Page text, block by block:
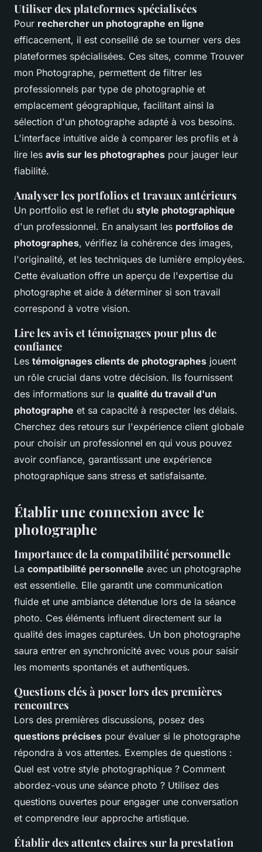
Utiliser des plateformes spécialisées
Pour rechercher un photographe en ligne
efficacement, il est conseillé de se tourner vers des
plateformes spécialisées. Ces sites, comme Trouver
mon Photographe, permettent de filtrer les
professionnels par type de photographie et
emplacement géographique, facilitant ainsi la
sélection d'un photographe adapté à vos besoins.
L'interface intuitive aide à comparer les profils et à
lire les avis sur les photographes pour jauger leur
fiabilité.
Analyser les portfolios et travaux antérieurs
Un portfolio est le reflet du style photographique
d'un professionnel. En analysant les portfolios de
photographes, vérifiez la cohérence des images,
l'originalité, et les techniques de lumière employées.
Cette évaluation offre un aperçu de l'expertise du
photographe et aide à déterminer si son travail
correspond à votre vision.
Lire les avis et témoignages pour plus de
confiance
Les témoignages clients de photographes jouent
un rôle crucial dans votre décision. Ils fournissent
des informations sur la qualité du travail d'un
photographe et sa capacité à respecter les délais.
Cherchez des retours sur l'expérience client globale
pour choisir un professionnel en qui vous pouvez
avoir confiance, garantissant une expérience
photographique sans stress et satisfaisante.
Établir une connexion avec le
photographe
Importance de la compatibilité personnelle
La compatibilité personnelle avec un photographe
est essentielle. Elle garantit une communication
fluide et une ambiance détendue lors de la séance
photo. Ces éléments influent directement sur la
qualité des images capturées. Un bon photographe
saura entrer en synchronicité avec vous pour saisir
les moments spontanés et authentiques.
Questions clés à poser lors des premières
rencontres
Lors des premières discussions, posez des
questions précises pour évaluer si le photographe
répondra à vos attentes. Exemples de questions :
Quel est votre style photographique ? Comment
abordez-vous une séance photo ? Utilisez des
questions ouvertes pour engager une conversation
et comprendre leur approche artistique.
Établir des attentes claires sur la prestation